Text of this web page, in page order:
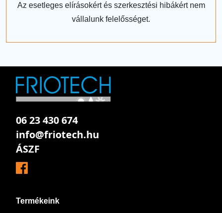
Az esetleges elírásokért és szerkesztési hibákért nem
vállalunk felelősséget.
06 23 430 674
info@friotech.hu
ÁSZF
Termékeink